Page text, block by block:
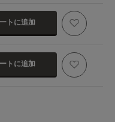
トに追加
トに追加